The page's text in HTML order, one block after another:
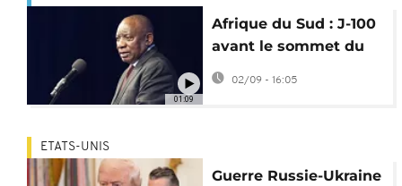
01:09
Afrique du Sud : J-100
avant le sommet du
G20
02/09 - 16:05
ETATS-UNIS
Guerre Russie-Ukraine